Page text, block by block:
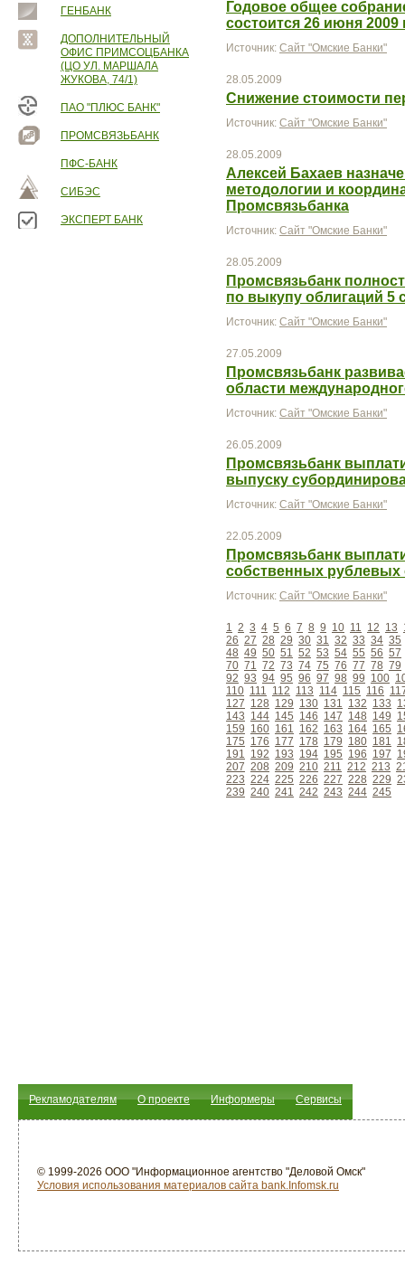
ГЕНБАНК
ДОПОЛНИТЕЛЬНЫЙ
ОФИС ПРИМСОЦБАНКА
(ЦО УЛ. МАРШАЛА
ЖУКОВА, 74/1)
ПАО "ПЛЮС БАНК"
ПРОМСВЯЗЬБАНК
ПФС-БАНК
СИБЭС
ЭКСПЕРТ БАНК
Годовое общее
состоится 26 июня 2009
Источник: Сайт "Омские Банки"
28.05.2009
Снижение стоимости
Источник: Сайт "Омские Банки"
28.05.2009
Алексей Бахаев
методологии и
Промсвязьбанка
Источник: Сайт "Омские Банки"
28.05.2009
Промсвязьбанк
по выкупу облигаций 5
Источник: Сайт "Омские Банки"
27.05.2009
Промсвязьбанк
области
Источник: Сайт "Омские Банки"
26.05.2009
Промсвязьбанк
выпуску
Источник: Сайт "Омские Банки"
22.05.2009
Промсвязьбанк
собственных рублевых
Источник: Сайт "Омские Банки"
1 2 3 4 5 6 7 8 9 10 11 12 13
26 27 28 29 30 31 32 33 34 35
48 49 50 51 52 53 54 55 56 57
70 71 72 73 74 75 76 77 78 79
92 93 94 95 96 97 98 99 100
110 111 112 113 114 115 116
127 128 129 130 131 132 133
143 144 145 146 147 148 149
159 160 161 162 163 164 165
175 176 177 178 179 180 181
191 192 193 194 195 196 197
207 208 209 210 211 212 213
223 224 225 226 227 228 229
239 240 241 242 243 244 245
Рекламодателям О проекте Информеры Сервисы
© 1999-2026 ООО "Информационное агентство "Деловой Омск"
Условия использования материалов сайта bank.Infomsk.ru